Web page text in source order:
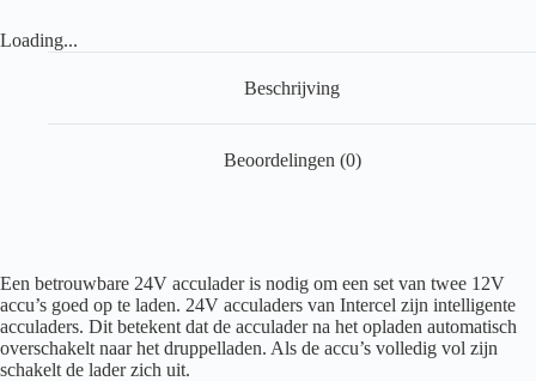
Loading...
Beschrijving
Beoordelingen (0)
Een betrouwbare 24V acculader is nodig om een set van twee 12V
accu’s goed op te laden. 24V acculaders van Intercel zijn intelligente
acculaders. Dit betekent dat de acculader na het opladen automatisch
overschakelt naar het druppelladen. Als de accu’s volledig vol zijn
schakelt de lader zich uit.